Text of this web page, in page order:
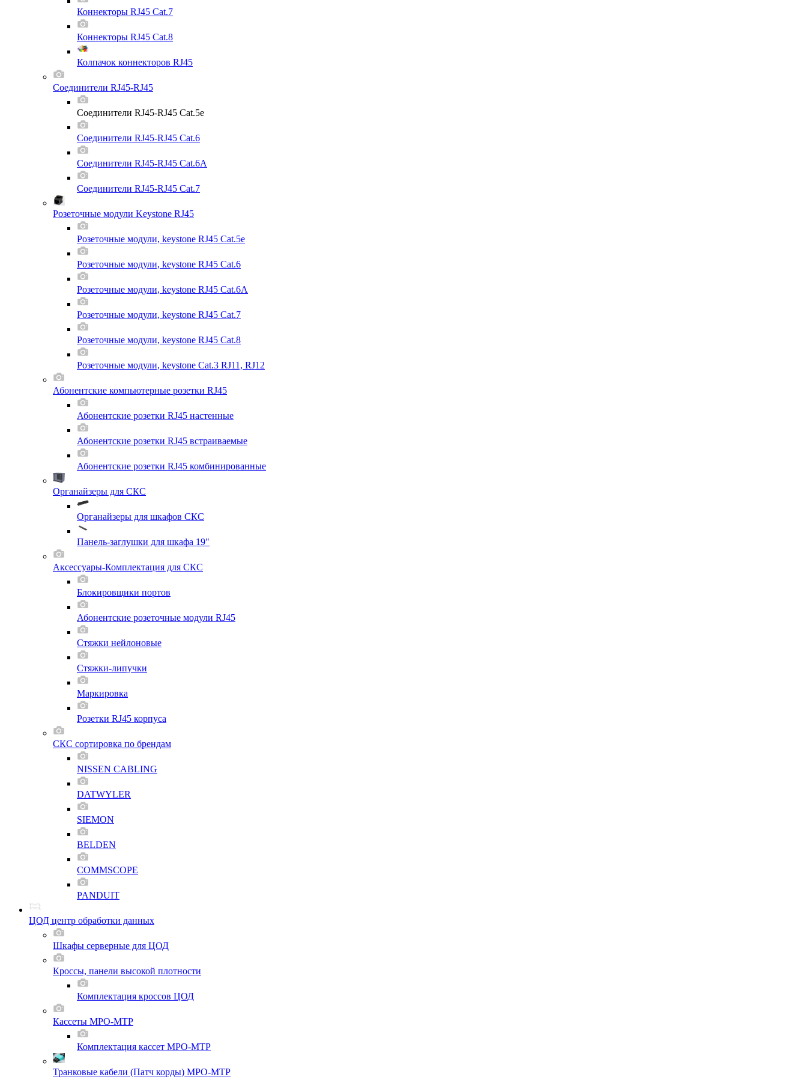
Коннекторы RJ45 Cat.7
Коннекторы RJ45 Cat.8
Колпачок коннекторов RJ45
Соединители RJ45-RJ45
Соединители RJ45-RJ45 Cat.5e
Соединители RJ45-RJ45 Cat.6
Соединители RJ45-RJ45 Cat.6A
Соединители RJ45-RJ45 Cat.7
Розеточные модули Keystone RJ45
Розеточные модули, keystone RJ45 Cat.5e
Розеточные модули, keystone RJ45 Cat.6
Розеточные модули, keystone RJ45 Cat.6A
Розеточные модули, keystone RJ45 Cat.7
Розеточные модули, keystone RJ45 Cat.8
Розеточные модули, keystone Cat.3 RJ11, RJ12
Абонентские компьютерные розетки RJ45
Абонентские розетки RJ45 настенные
Абонентские розетки RJ45 встраиваемые
Абонентские розетки RJ45 комбинированные
Органайзеры для СКС
Органайзеры для шкафов СКС
Панель-заглушки для шкафа 19"
Аксессуары-Комплектация для СКС
Блокировщики портов
Абонентские розеточные модули RJ45
Стяжки нейлоновые
Стяжки-липучки
Маркировка
Розетки RJ45 корпуса
СКС сортировка по брендам
NISSEN CABLING
DATWYLER
SIEMON
BELDEN
COMMSCOPE
PANDUIT
ЦОД центр обработки данных
Шкафы серверные для ЦОД
Кроссы, панели высокой плотности
Комплектация кроссов ЦОД
Кассеты MPO-MTP
Комплектация кассет MPO-MTP
Транковые кабели (Патч корды) MPO-MTP